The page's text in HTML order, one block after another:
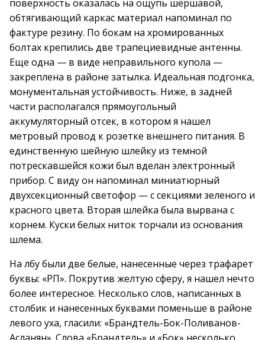
поверхность оказалась на ощупь шершавой,
обтягивающий каркас материал напоминал по
фактуре резину. По бокам на хромированных
болтах крепились две трапециевидные антенны.
Еще одна — в виде неправильного купола —
закреплена в районе затылка. Идеальная подгонка,
монументальная устойчивость. Ниже, в задней
части располагался прямоугольный
аккумуляторный отсек, в котором я нашел
метровый провод к розетке внешнего питания. В
единственную шейную шлейку из темной
потрескавшейся кожи был вделан электронный
прибор. С виду он напоминал миниатюрный
двухсекционный светофор — с секциями зеленого и
красного цвета. Вторая шлейка была вырвана с
корнем. Куски белых ниток торчали из основания
шлема.
На лбу были две белые, нанесенные через трафарет
буквы: «РП». Покрутив желтую сферу, я нашел нечто
более интересное. Несколько слов, написанных в
столбик и нанесенных буквами поменьше в районе
левого уха, гласили: «Брандтель-Бок-Поливанов-